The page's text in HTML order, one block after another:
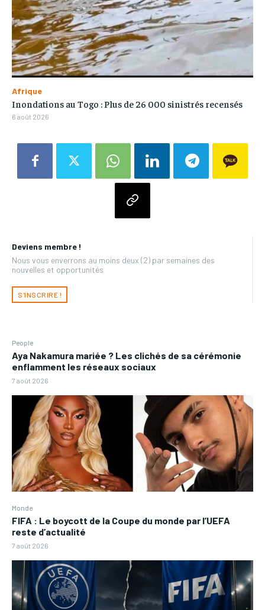
Deviens membre !
Nous vous enverrons au moins deux (2) par semaines des
nouvelles et opportunités
S'INSCRIRE !
People
Aya Nakamura mariée ? Les clichés de sa cérémonie
enflamment les réseaux sociaux
7 août 2026
Monde
FIFA : Le boycott de la Coupe du monde par l’UEFA
reste d’actualité
7 août 2026
Afrique
Inondations au Togo : Plus de 26 000 sinistrés recensés
6 août 2026